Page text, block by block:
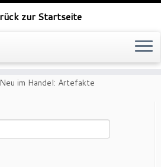
Neu im Handel: Artefakte